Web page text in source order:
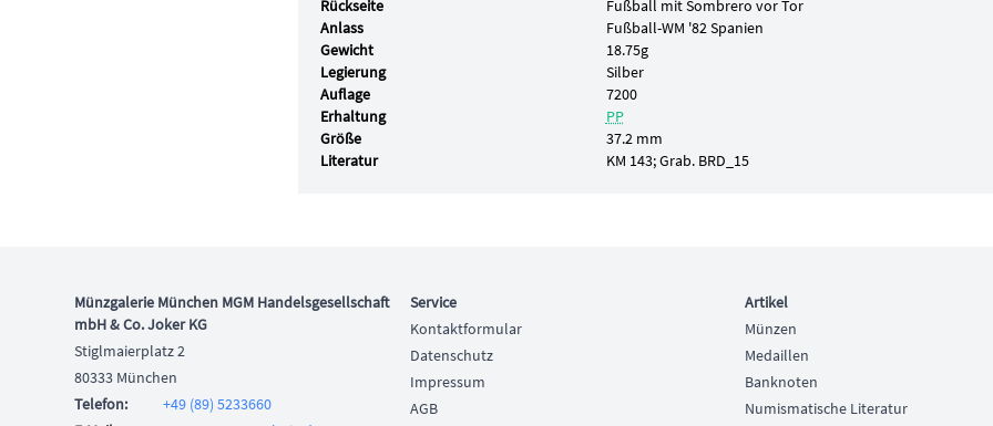
Rückseite
Fußball mit Sombrero vor Tor
Anlass
Fußball-WM '82 Spanien
Gewicht
18.75g
Legierung
Silber
Auflage
7200
Erhaltung
PP
Größe
37.2 mm
Literatur
KM 143; Grab. BRD_15
Münzgalerie München MGM Handelsgesellschaft
mbH & Co. Joker KG
Stiglmaierplatz 2
80333 München
Telefon:
+49 (89) 5233660
Service
Kontaktformular
Datenschutz
Impressum
AGB
Artikel
Münzen
Medaillen
Banknoten
Numismatische Literatur